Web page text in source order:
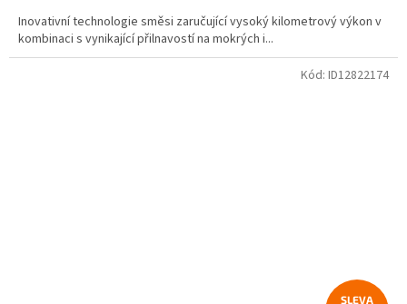
Inovativní technologie směsi zaručující vysoký kilometrový výkon v
kombinaci s vynikající přilnavostí na mokrých i...
Kód: ID12822174